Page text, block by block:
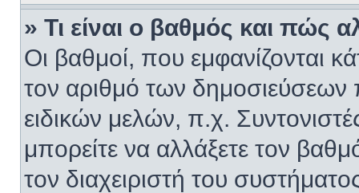
» Τι είναι ο βαθμός και πώς
Οι βαθμοί, που εμφανίζονται
τον αριθμό των δημοσιεύσεων
ειδικών μελών, π.χ.
μπορείτε να αλλάξετε τον
τον διαχειριστή του